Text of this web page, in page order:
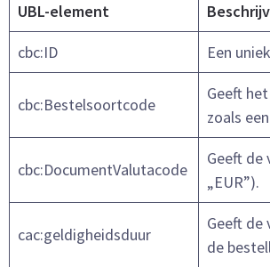
UBL-element
cbc:ID
Een
cbc:Bestelsoortcode
Geeft
zoals
cbc:DocumentValutacode
Geeft de
„EUR”).
cac:geldigheidsduur
Geeft de
de